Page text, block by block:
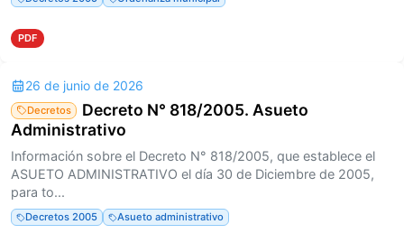
PDF
26 de junio de 2026
Decretos
Decreto N° 818/2005. Asueto
Administrativo
Información sobre el Decreto N° 818/2005, que establece el
ASUETO ADMINISTRATIVO el día 30 de Diciembre de 2005,
para to...
Decretos 2005 Asueto administrativo